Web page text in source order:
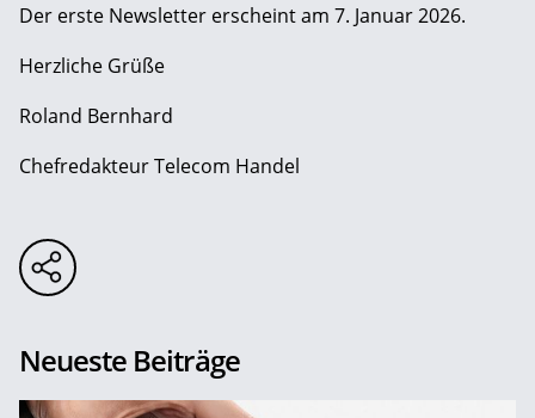
Der erste Newsletter erscheint am 7. Januar 2026.
Herzliche Grüße
Roland Bernhard
Chefredakteur Telecom Handel
Neueste Beiträge